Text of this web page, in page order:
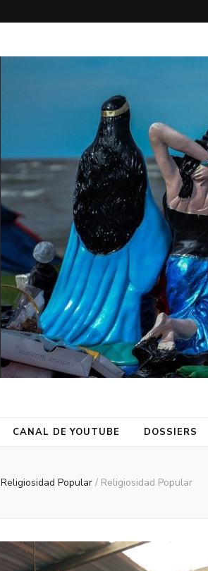
CANAL DE YOUTUBE DOSSIERS
Religiosidad Popular / Religiosidad Popular